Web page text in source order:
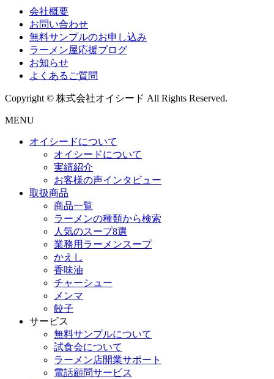
会社概要
お問い合わせ
無料サンプルのお申し込み
ラーメン屋応援ブログ
お知らせ
よくあるご質問
Copyright © 株式会社オイシード All Rights Reserved.
MENU
オイシードについて
オイシードについて
実績紹介
お客様の声インタビュー
取扱商品
商品一覧
ラーメンの種類から検索
人気のスープ8選
業務用ラーメンスープ
かえし
香味油
チャーシュー
メンマ
餃子
サービス
無料サンプルについて
試食会について
ラーメン店開業サポート
電話顧問サービス